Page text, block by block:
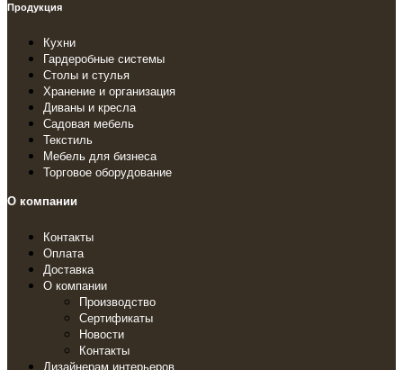
Продукция
Кухни
Гардеробные системы
Столы и стулья
Хранение и организация
Диваны и кресла
Садовая мебель
Текстиль
Мебель для бизнеса
Торговое оборудование
О компании
Контакты
Оплата
Доставка
О компании
Производство
Сертификаты
Новости
Контакты
Дизайнерам интерьеров